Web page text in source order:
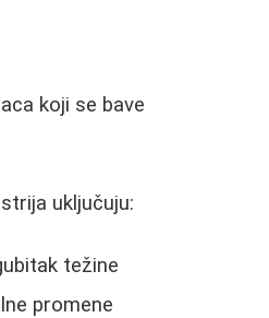
koji se bave
uključuju:
težine
promene